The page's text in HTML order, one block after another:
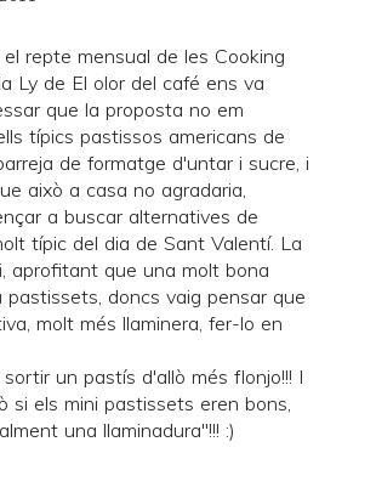
repte mensual de les Cooking
Ly de El olor del café ens va
que la proposta no em
típics pastissos americans de
de formatge d'untar i sucre, i
això a casa no agradaria,
a buscar alternatives de
típic del dia de Sant Valentí. La
aprofitant que una molt bona
doncs vaig pensar que
molt més llaminera, fer-lo en
un pastís d'allò més flonjo!!! I
si els mini pastissets eren bons,
una llaminadura"!!! :)